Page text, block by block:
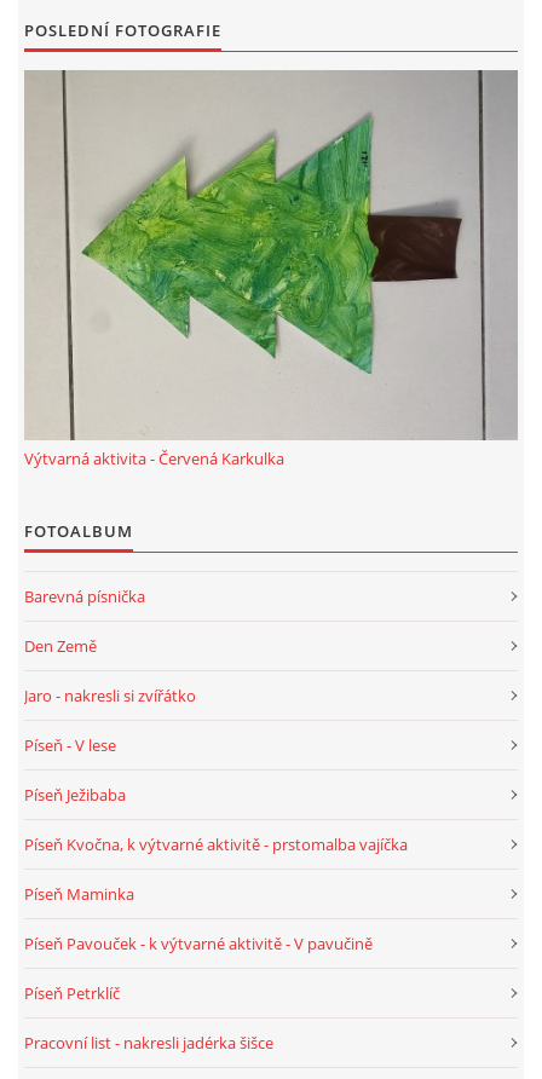
POSLEDNÍ FOTOGRAFIE
Výtvarná aktivita - Červená Karkulka
FOTOALBUM
Barevná písnička
Den Země
Jaro - nakresli si zvířátko
Píseň - V lese
Píseň Ježibaba
Píseň Kvočna, k výtvarné aktivitě - prstomalba vajíčka
Píseň Maminka
Píseň Pavouček - k výtvarné aktivitě - V pavučině
Píseň Petrklíč
Pracovní list - nakresli jadérka šišce